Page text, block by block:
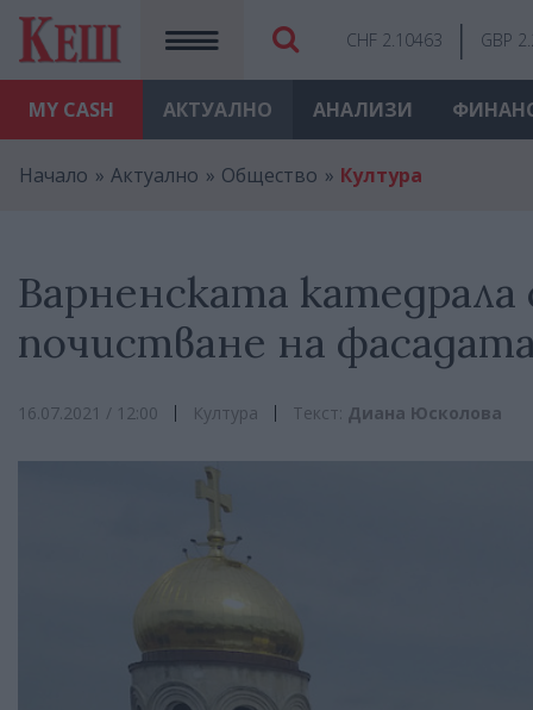
MY CASH
CHF 2.10463 GBP
АКТУАЛНО АНАЛИЗИ
Начало Актуално Общество Култура
Варненската катедрала
почистване на
16.07.2021 / 12:00 Култура Текст: Диана Юсколова